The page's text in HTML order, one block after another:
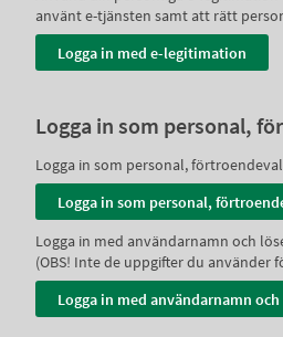
använt e-tjänsten samt att rätt
Logga in som personal,
Logga in som personal,
Logga in med användarnamn och
(OBS! Inte de uppgifter du använder